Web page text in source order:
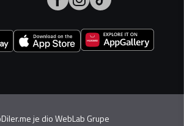
je dioWebLab Grupe